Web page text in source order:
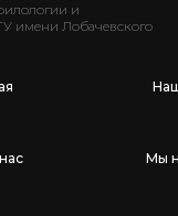
и
имени Лобачевского
Мы